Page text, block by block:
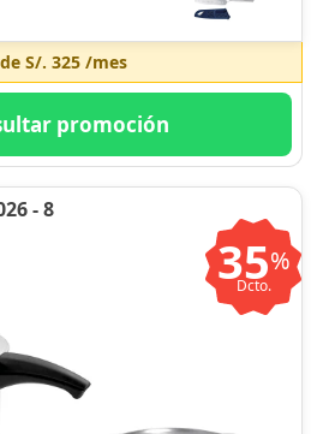
S/. 325/mes
promoción
- 8
35%
Dcto.